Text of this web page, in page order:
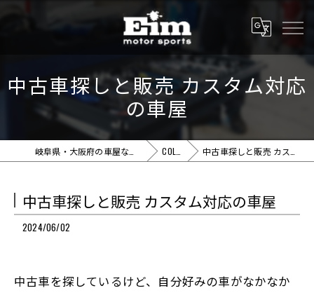
中古車探しと販売 カスタム対応
の車屋
COLUMN 中古車探しと販売 カスタム対応の車屋
中古車探しと販売 カスタム対応の車屋
2024/06/02
中古車を探しているけど、自分好みの車がなかなか